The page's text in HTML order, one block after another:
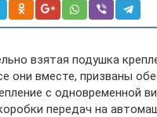
взятая подушка
они вместе, призваны
с одновременной
передач на